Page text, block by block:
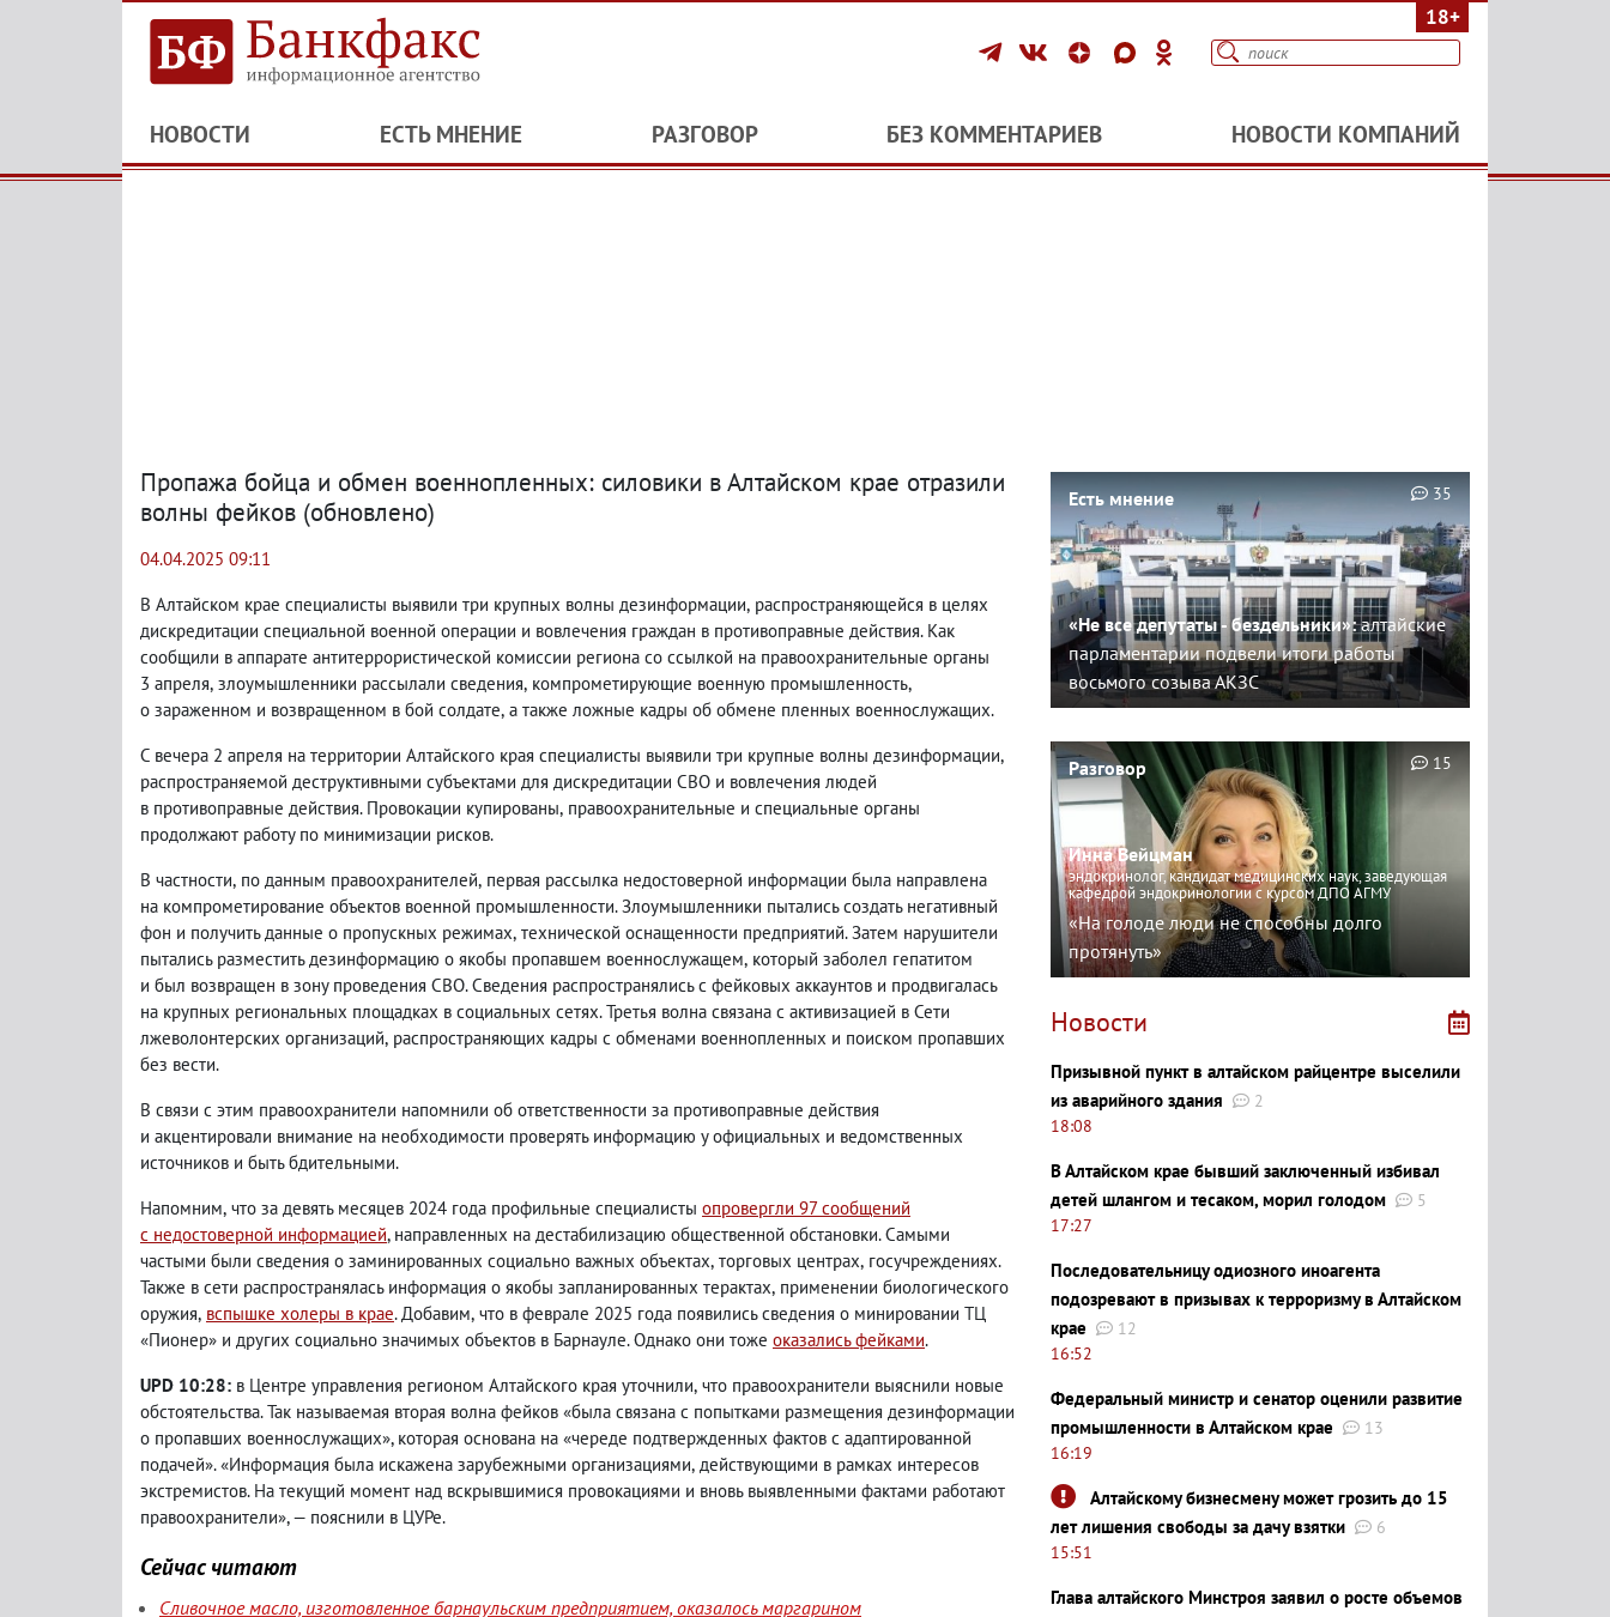
18+
НОВОСТИ ЕСТЬ МНЕНИЕ РАЗГОВОР БЕЗ КОММЕНТАРИЕВ НОВОСТИ КОМПАНИЙ
Пропажа бойца и обмен военнопленных: силовики в Алтайском крае отразили
волны фейков (обновлено)
04.04.2025 09:11
В Алтайском крае специалисты выявили три крупных волны дезинформации, распространяющейся в целях
дискредитации специальной военной операции и вовлечения граждан в противоправные действия. Как
сообщили в аппарате антитеррористической комиссии региона со ссылкой на правоохранительные органы
3 апреля, злоумышленники рассылали сведения, компрометирующие военную промышленность,
о зараженном и возвращенном в бой солдате, а также ложные кадры об обмене пленных военнослужащих.
С вечера 2 апреля на территории Алтайского края специалисты выявили три крупные волны дезинформации,
распространяемой деструктивными субъектами для дискредитации СВО и вовлечения людей
в противоправные действия. Провокации купированы, правоохранительные и специальные органы
продолжают работу по минимизации рисков.
В частности, по данным правоохранителей, первая рассылка недостоверной информации была направлена
на компрометирование объектов военной промышленности. Злоумышленники пытались создать негативный
фон и получить данные о пропускных режимах, технической оснащенности предприятий.Затем нарушители
пытались разместить дезинформацию о якобы пропавшем военнослужащем, который заболел гепатитом
и был возвращен в зону проведения СВО. Сведения распространялись с фейковых аккаунтов и продвигалась
на крупных региональных площадках в социальных сетях.Третья волна связана с активизацией в Сети
лжеволонтерских организаций, распространяющих кадры с обменами военнопленных и поиском пропавших
без вести.
В связи с этим правоохранители напомнили об ответственности за противоправные действия
и акцентировали внимание на необходимости проверять информацию у официальных и ведомственных
источников и быть бдительными.
Напомним, что за девять месяцев 2024 года профильные специалисты опровергли 97 сообщений
с недостоверной информацией, направленных на дестабилизацию общественной обстановки. Самыми
частыми были сведения о заминированных социально важных объектах, торговых центрах, госучреждениях.
Также в сети распространялась информация о якобы запланированных терактах, применении биологического
оружия, вспышке холеры в крае. Добавим, что в феврале 2025 года появились сведения о минировании ТЦ
«Пионер» и других социально значимых объектов в Барнауле. Однако они тоже оказались фейками.
UPD 10:28: в Центре управления регионом Алтайского края уточнили, что правоохранители выяснили новые
обстоятельства. Так называемая вторая волна фейков «была связана с попытками размещения дезинформации
о пропавших военнослужащих», которая основана на «череде подтвержденных фактов с адаптированной
подачей». «Информация была искажена зарубежными организациями, действующими в рамках интересов
экстремистов. На текущий момент над вскрывшимися провокациями и вновь выявленными фактами работают
правоохранители», — пояснили в ЦУРе.
Сейчас читают
Сливочное масло, изготовленное барнаульским предприятием, оказалось маргарином
Есть мнение
«Не все депутаты - бездельники»:алтайские
парламентарии подвели итоги работы
восьмого созыва АКЗС
35
Разговор
Инна Вейцман
эндокринолог, кандидат медицинских наук, заведующая
кафедрой эндокринологии с курсом ДПО АГМУ
«На голоде люди не способны долго
протянуть»
15
Новости
Призывной пункт в алтайском райцентре выселили
из аварийного здания
2
18:08
В Алтайском крае бывший заключенный избивал
детей шлангом и тесаком, морил голодом
5
17:27
Последовательницу одиозного иноагента
подозревают в призывах к терроризму в Алтайском
крае
12
16:52
Федеральный министр и сенатор оценили развитие
промышленности в Алтайском крае
13
16:19
Алтайскому бизнесмену может грозить до 15
лет лишения свободы за дачу взятки
6
15:51
Глава алтайского Минстроя заявил о росте объемов